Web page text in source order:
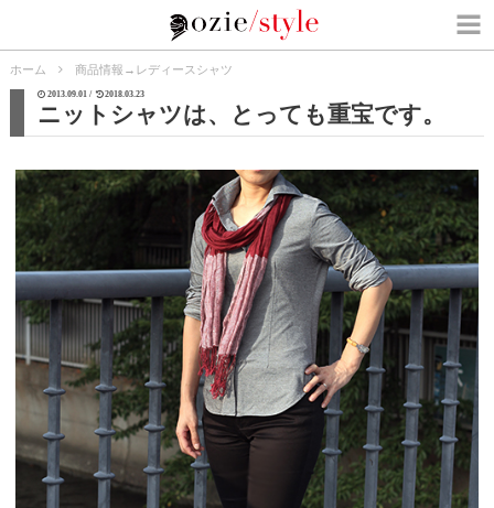
ホーム 商品情報 → レディースシャツ
2013.09.01 / 2018.03.23
ニットシャツは、とっても重宝です。